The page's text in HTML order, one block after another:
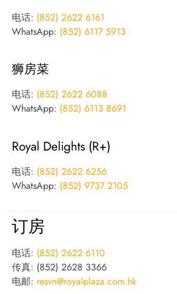
电话: (852) 2622 6161
WhatsApp: (852) 6117 5913
狮房菜
电话: (852) 2622 6088
WhatsApp: (852) 6113 8691
Royal Delights (R+)
电话: (852) 2622 6256
WhatsApp: (852) 9737 2105
订房
电话: (852) 2622 6110
传真: (852) 2628 3366
电邮: resvn@royalplaza.com.hk